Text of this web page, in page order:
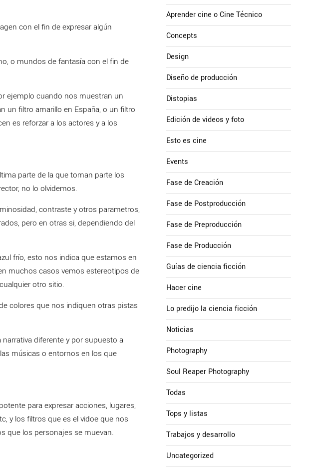
con el fin de expresar algún
o mundos de fantasía con el fin de
ejemplo cuando nos muestran un
un filtro amarillo en España, o un filtro
es reforzar a los actores y a los
parte de la que toman parte los
no lo olvidemos.
contraste y otros parametros,
pero en otras si, dependiendo del
frío, esto nos indica que estamos en
muchos casos vemos estereotipos de
otro sitio.
colores que nos indiquen otras pistas
diferente y por supuesto a
músicas o entornos en los que
para expresar acciones, lugares,
y los filtros que es el vidoe que nos
que los personajes se muevan.
Aprender cine o Cine Técnico
Concepts
Design
Diseño de producción
Distopias
Edición de videos y foto
Esto es cine
Events
Fase de Creación
Fase de Postproducción
Fase de Preproducción
Fase de Producción
Guías de ciencia ficción
Hacer cine
Lo predijo la ciencia ficción
Noticias
Photography
Soul Reaper Photography
Todas
Tops y listas
Trabajos y desarrollo
Uncategorized